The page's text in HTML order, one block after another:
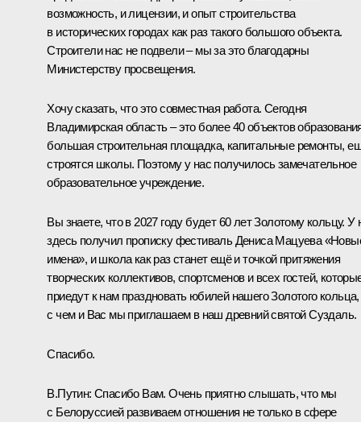
возможность, и лицензии, и опыт строительства
в исторических городах как раз такого большого объекта.
Строители нас не подвели – мы за это благодарны
Министерству просвещения.
Хочу сказать, что это совместная работа. Сегодня
Владимирская область – это более 40 объектов
большая строительная площадка, капитальные ремонты,
строятся школы. Поэтому у нас получилось замечательное
образовательное учреждение.
Вы знаете, что в 2027 году будет 60 лет Золотому кольцу. У
здесь получил прописку фестиваль Дениса Мацуева
имена», и школа как раз станет ещё и точкой притяжения
творческих коллективов, спортсменов и всех гостей,
приедут к нам праздновать юбилей нашего Золотого кольца,
с чем и Вас мы приглашаем в наш древний святой Суздаль.
Спасибо.
В.Путин: Спасибо Вам. Очень приятно слышать, что мы
с Белоруссией развиваем отношения не только в сфере